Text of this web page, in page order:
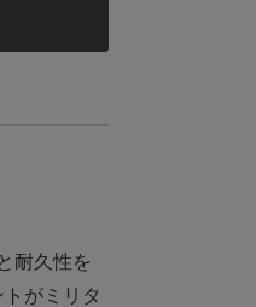
耐久性を
トがミリタ